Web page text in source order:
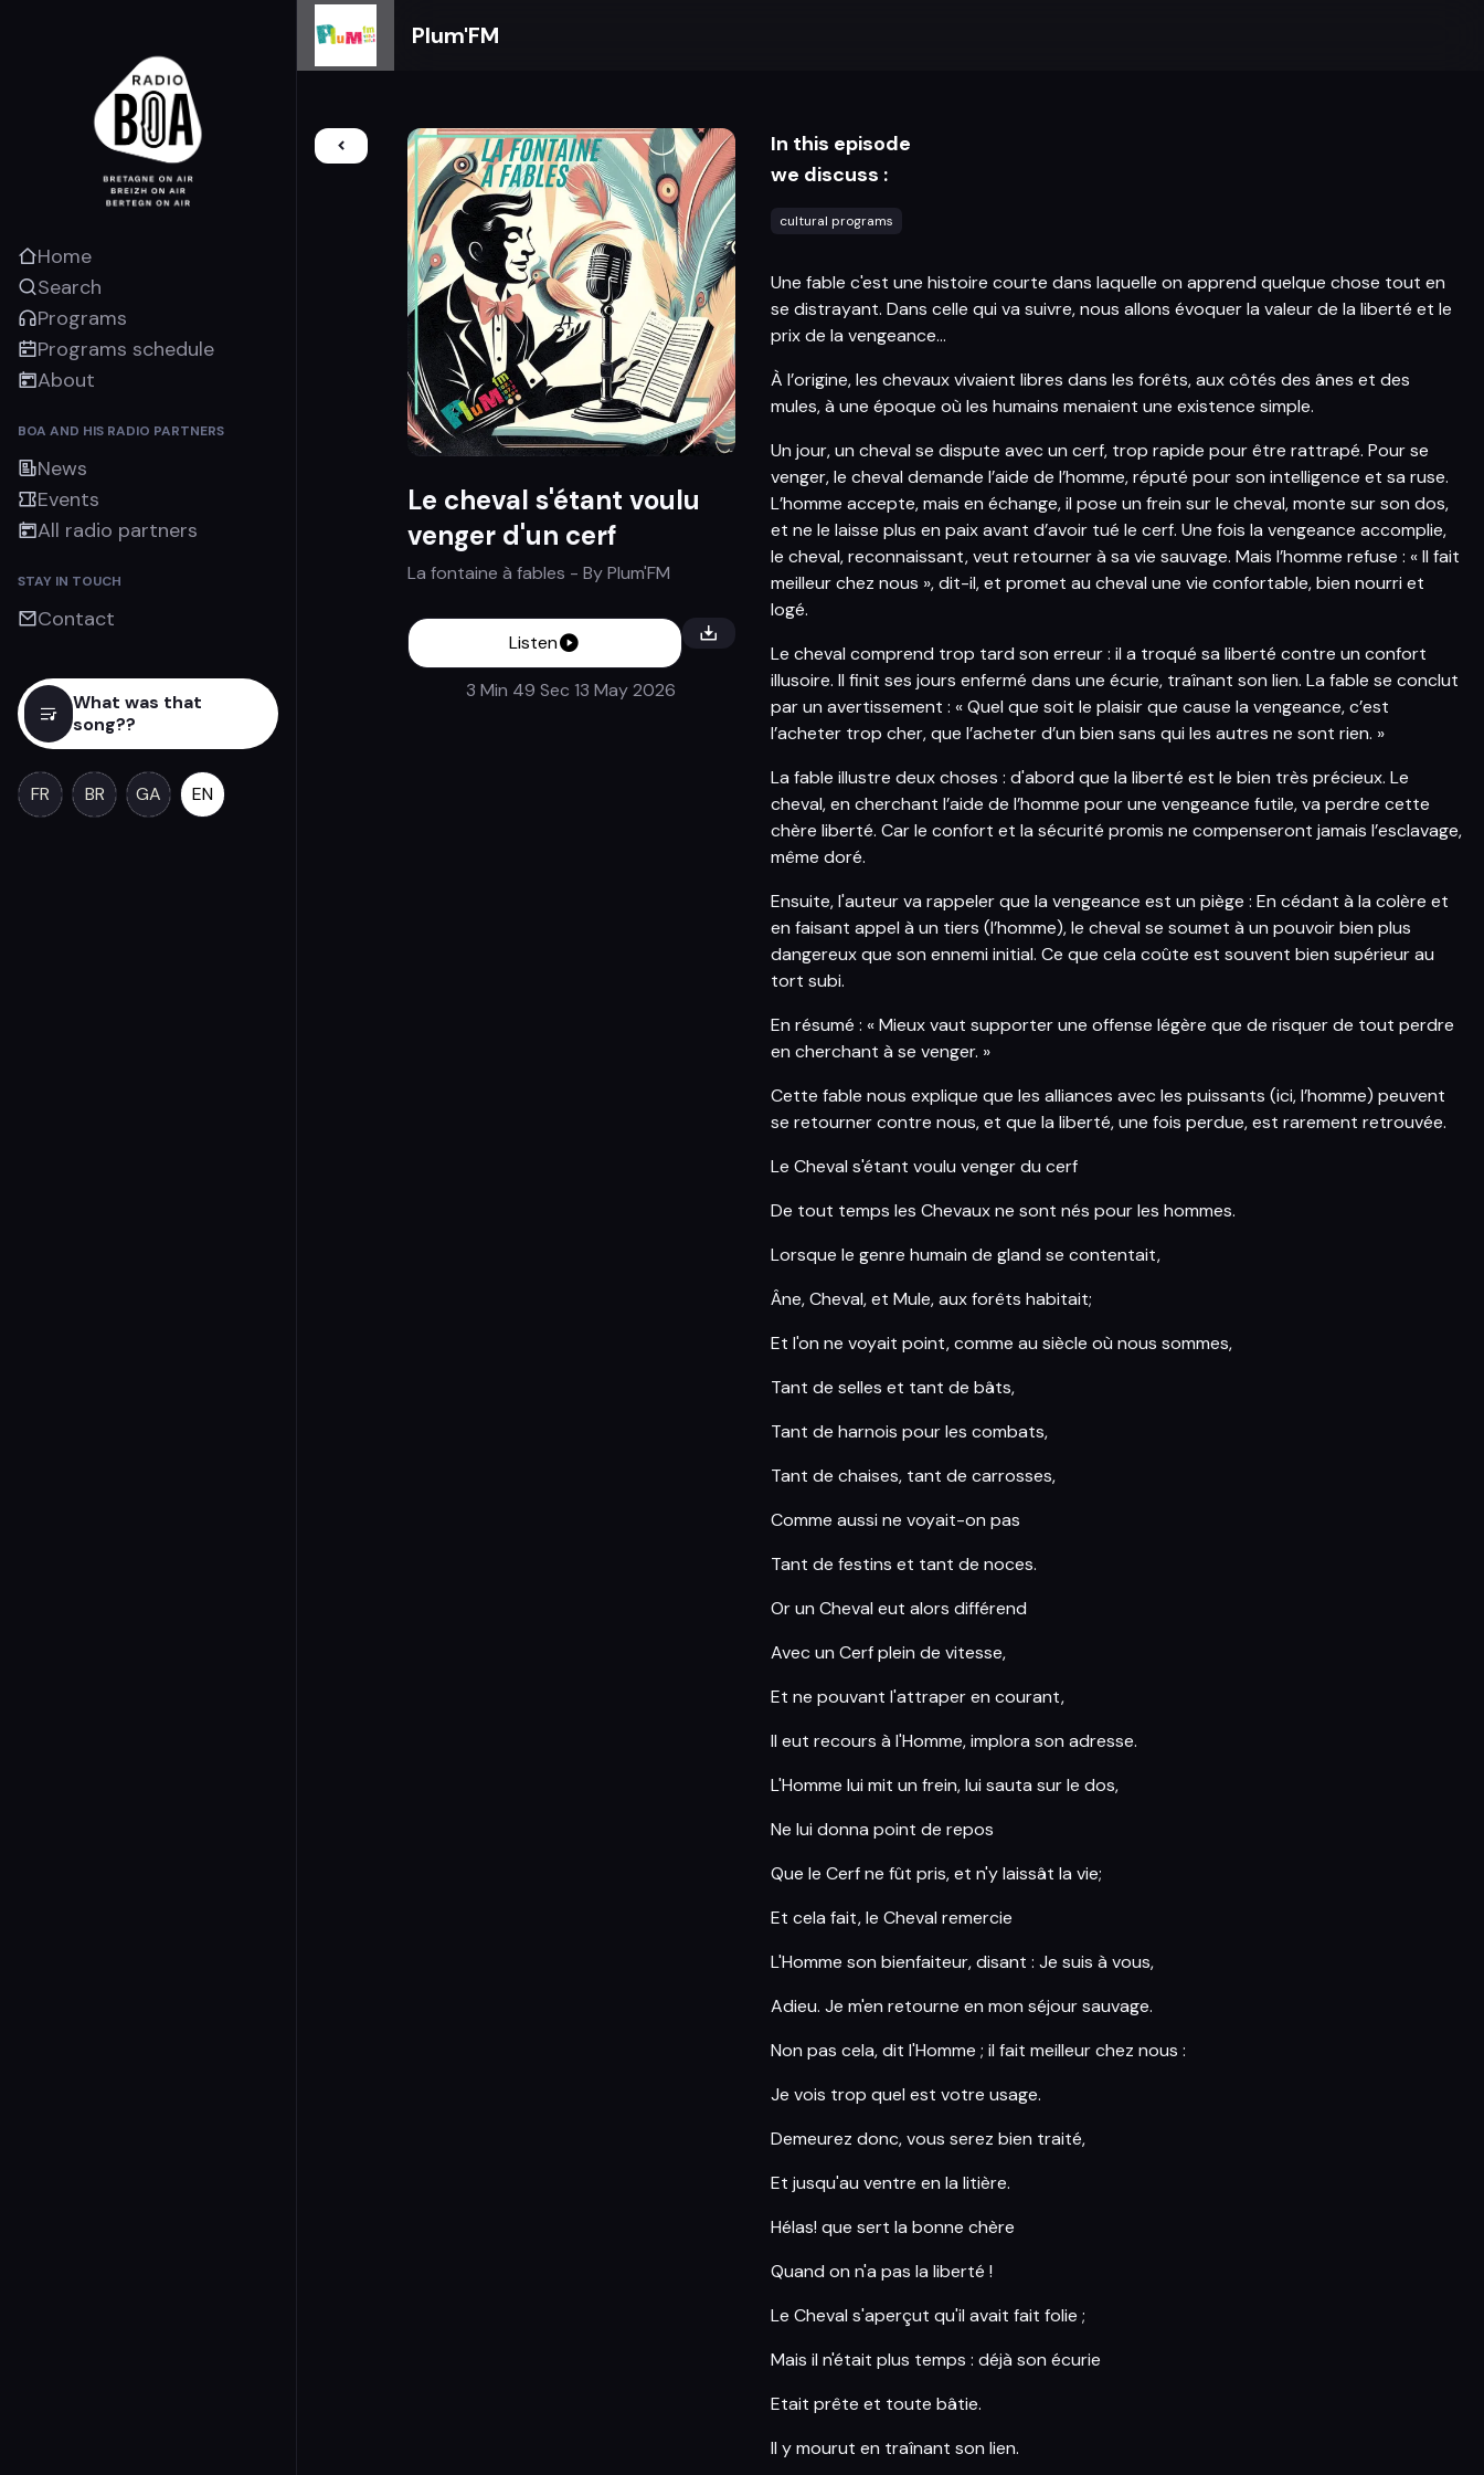
Home
Search
Programs
Programs schedule
About
BOA AND HIS RADIO PARTNERS
News
Events
All radio partners
STAY IN TOUCH
Contact
What was that
song??
FR BR GA EN
Plum'FM
Le cheval s'étant voulu
venger d'un cerf
La fontaine à fables - ByPlum'FM
Listen
3 Min 49 Sec 13 May 2026
In this episode
we discuss :
cultural programs
Une fable c'est une histoire courte dans laquelle on apprend quelque chose tout en
se distrayant. Dans celle qui va suivre, nous allons évoquer la valeur de la liberté et le
prix de la vengeance...
À l’origine, les chevaux vivaient libres dans les forêts, aux côtés des ânes et des
mules, à une époque où les humains menaient une existence simple.
Un jour, un cheval se dispute avec un cerf, trop rapide pour être rattrapé. Pour se
venger, le cheval demande l’aide de l’homme, réputé pour son intelligence et sa ruse.
L’homme accepte, mais en échange, il pose un frein sur le cheval, monte sur son dos,
et ne le laisse plus en paix avant d’avoir tué le cerf. Une fois la vengeance accomplie,
le cheval, reconnaissant, veut retourner à sa vie sauvage. Mais l’homme refuse : « Il fait
meilleur chez nous », dit-il, et promet au cheval une vie confortable, bien nourri et
logé.
Le cheval comprend trop tard son erreur : il a troqué sa liberté contre un confort
illusoire. Il finit ses jours enfermé dans une écurie, traînant son lien. La fable se conclut
par un avertissement : « Quel que soit le plaisir que cause la vengeance, c’est
l’acheter trop cher, que l’acheter d’un bien sans qui les autres ne sont rien. »
La fable illustre deux choses : d'abord que la liberté est le bien très précieux. Le
cheval, en cherchant l’aide de l’homme pour une vengeance futile, va perdre cette
chère liberté. Car le confort et la sécurité promis ne compenseront jamais l’esclavage,
même doré.
Ensuite, l'auteur va rappeler que la vengeance est un piège : En cédant à la colère et
en faisant appel à un tiers (l’homme), le cheval se soumet à un pouvoir bien plus
dangereux que son ennemi initial. Ce que cela coûte est souvent bien supérieur au
tort subi.
En résumé : « Mieux vaut supporter une offense légère que de risquer de tout perdre
en cherchant à se venger. »
Cette fable nous explique que les alliances avec les puissants (ici, l’homme) peuvent
se retourner contre nous, et que la liberté, une fois perdue, est rarement retrouvée.
Le Cheval s'étant voulu venger du cerf
De tout temps les Chevaux ne sont nés pour les hommes.
Lorsque le genre humain de gland se contentait,
Âne, Cheval, et Mule, aux forêts habitait;
Et l'on ne voyait point, comme au siècle où nous sommes,
Tant de selles et tant de bâts,
Tant de harnois pour les combats,
Tant de chaises, tant de carrosses,
Comme aussi ne voyait-on pas
Tant de festins et tant de noces.
Or un Cheval eut alors différend
Avec un Cerf plein de vitesse,
Et ne pouvant l'attraper en courant,
Il eut recours à l'Homme, implora son adresse.
L'Homme lui mit un frein, lui sauta sur le dos,
Ne lui donna point de repos
Que le Cerf ne fût pris, et n'y laissât la vie;
Et cela fait, le Cheval remercie
L'Homme son bienfaiteur, disant : Je suis à vous,
Adieu. Je m'en retourne en mon séjour sauvage.
Non pas cela, dit l'Homme ; il fait meilleur chez nous :
Je vois trop quel est votre usage.
Demeurez donc, vous serez bien traité,
Et jusqu'au ventre en la litière.
Hélas! que sert la bonne chère
Quand on n'a pas la liberté !
Le Cheval s'aperçut qu'il avait fait folie ;
Mais il n'était plus temps : déjà son écurie
Etait prête et toute bâtie.
Il y mourut en traînant son lien.